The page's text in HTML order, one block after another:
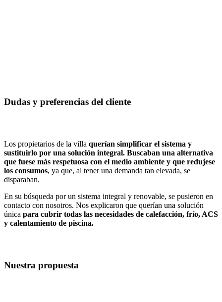
Dudas y preferencias del cliente
Los propietarios de la villa querían simplificar el sistema y
sustituirlo por una solución integral. Buscaban una alternativa
que fuese más respetuosa con el medio ambiente y que redujese
los consumos, ya que, al tener una demanda tan elevada, se
disparaban.
En su búsqueda por un sistema integral y renovable, se pusieron en
contacto con nosotros. Nos explicaron que querían una solución
única para cubrir todas las necesidades de calefacción, frío, ACS
y calentamiento de piscina.
Nuestra propuesta